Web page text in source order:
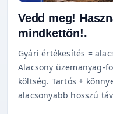
Vedd meg!
mindkettőn!.
Gyári értékesítés =
Alacsony üzemanyag-
költség. Tartós +
alacsonyabb hosszú